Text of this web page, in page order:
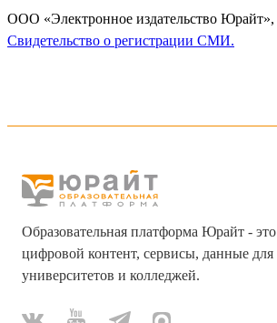
ООО «Электронное издательство Юрайт»,
Cвидетельство о регистрации СМИ.
Образовательная платформа Юрайт - это
цифровой контент, сервисы, данные для
университетов и колледжей.